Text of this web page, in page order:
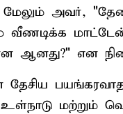
மேலும் அவர்,
வீணடிக்க
ஆனது?" என
தேசிய
உள்நாடு மற்றும்